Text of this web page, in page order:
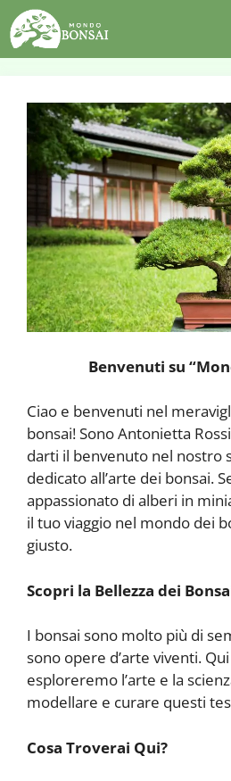
Vai
al
contenuto
Benvenuti su
Ciao e benvenuti nel
bonsai! Sono Antonietta
darti il benvenuto nel nostro
dedicato all’arte dei bonsai.
appassionato di alberi in
il tuo viaggio nel mondo dei
giusto.
Scopri la Bellezza dei
I bonsai sono molto più di
sono opere d’arte viventi.
esploreremo l’arte e la
modellare e curare questi
Cosa Troverai Qui?